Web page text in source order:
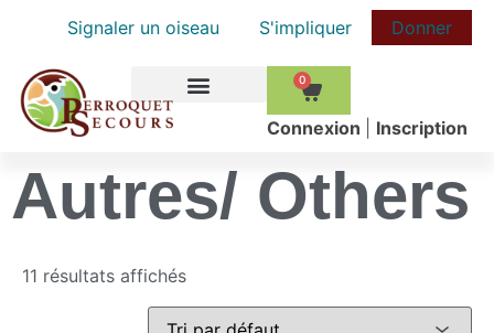
Signaler un oiseau S'impliquer Donner
0
Сonnexion Inscription
Autres/ Others
11 résultats affichés